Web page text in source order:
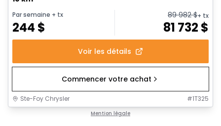
Par semaine + tx
244 $
89 982$+ tx
81 732 $
Voir les détails
Commencer votre achat
Ste-Foy Chrysler #1T325
Mention légale